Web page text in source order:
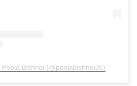
Bishnoi (@poojabishnoi36)